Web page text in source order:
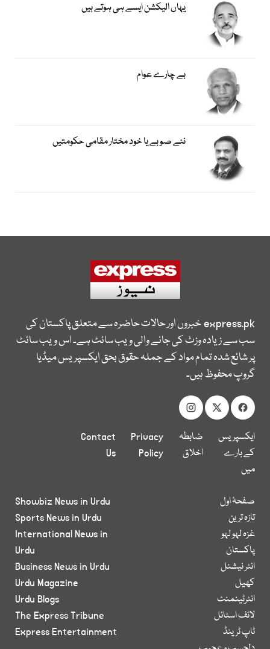
یہاں الیکشن ایسے ہی ہوتے ہیں
بے چارے عوام
نئے صوبے یا خود مختار مقامی حکومتیں
express.pkخبروں اور حالات حاضرہ سے متعلق پاکستان کی
سب سے زیادہ وزٹ کی جانے والی ویب سائٹ ہے۔ اس ویب سائٹ
پر شائع شدہ تمام مواد کے جملہ حقوق بحق ایکسپریس میڈیا
گروپ محفوظ ہیں۔
ایکسپریس
کے بارے
میں
ضابطہ
اخلاق
Privacy
Policy
Contact
Us
صفحۂ اول
تازہ ترین
غزہ لہو لہو
پاکستان
انٹر نیشنل
کھیل
انٹرٹینمنٹ
لائف اسٹائل
ٹاپ ٹرینڈ
Showbiz News in Urdu
Sports News in Urdu
International News in
Urdu
Business News in Urdu
Urdu Magazine
Urdu Blogs
The Express Tribune
Express Entertainment